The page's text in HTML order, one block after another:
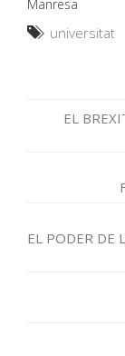
Manresa
universitat
EL
EL PODER DE